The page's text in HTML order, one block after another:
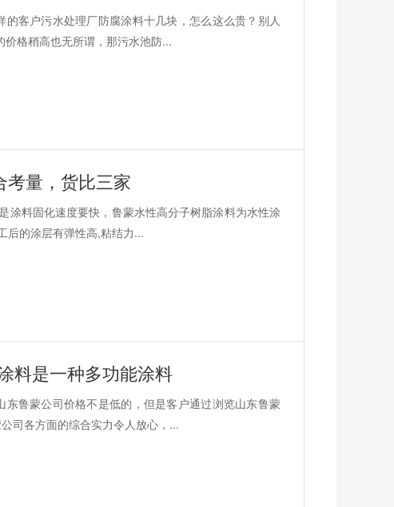
客户污水处理厂防腐涂料十几块，怎么这么贵？别人
格稍高也无所谓，那污水池防...
考量，货比三家
涂料固化速度要快，鲁蒙水性高分子树脂涂料为水性涂
后的涂层有弹性高,粘结力...
料是一种多功能涂料
鲁蒙公司价格不是低的，但是客户通过浏览山东鲁蒙
司各方面的综合实力令人放心，...